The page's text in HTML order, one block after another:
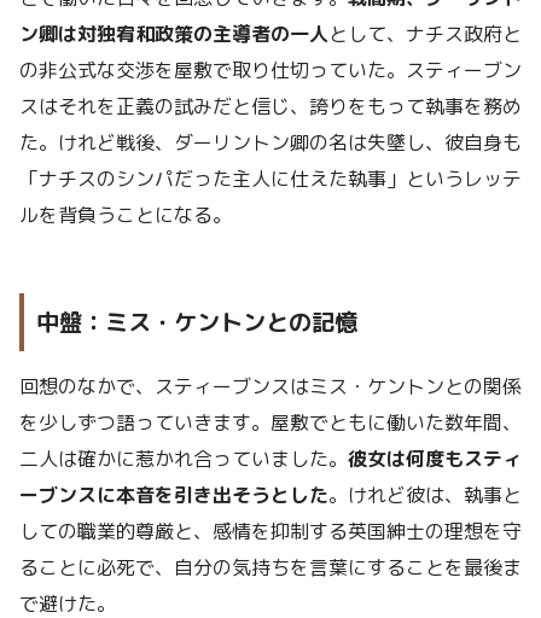
ン卿は対独宥和政策の主導者の一人として、ナチス政府と
の非公式な交渉を屋敷で取り仕切っていた。スティーブン
スはそれを正義の試みだと信じ、誇りをもって執事を務め
た。けれど戦後、ダーリントン卿の名は失墜し、彼自身も
「ナチスのシンパだった主人に仕えた執事」というレッテ
ルを背負うことになる。
中盤：ミス・ケントンとの記憶
回想のなかで、スティーブンスはミス・ケントンとの関係
を少しずつ語っていきます。屋敷でともに働いた数年間、
二人は確かに惹かれ合っていました。 彼女は何度もスティ
ーブンスに本音を引き出そうとした。けれど彼は、執事と
しての職業的尊厳と、感情を抑制する英国紳士の理想を守
ることに必死で、自分の気持ちを言葉にすることを最後ま
で避けた。